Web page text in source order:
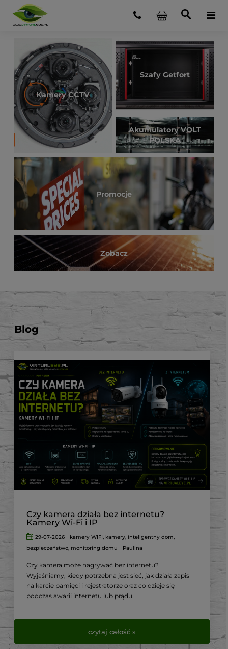
Kamery CCTV
Szafy Getfort
Akumulatory VOLT
POLSKA
Promocje
Zobacz
Czy kamera działa bez internetu?
Kamery Wi-Fi i IP
29-07-2026 kamery WIFI, kamery, inteligentny dom,
bezpieczeństwo, monitoring domu Paulina
Czy kamera może nagrywać bez internetu?
Wyjaśniamy, kiedy potrzebna jest sieć, jak działa zapis
na karcie pamięci i rejestratorze oraz co dzieje się
podczas awarii internetu lub prądu.
czytaj całość »